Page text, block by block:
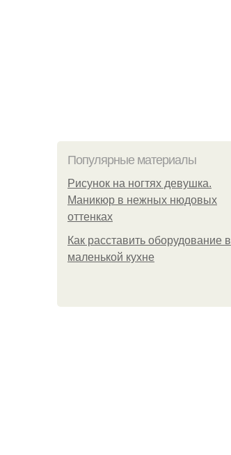
Популярные материалы
Рисунок на ногтях девушка.
Маникюр в нежных нюдовых
оттенках
Как расставить оборудование в
маленькой кухне